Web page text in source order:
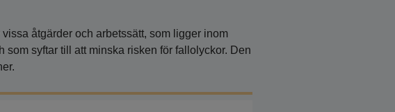
åtgärder och arbetssätt, som ligger inom
syftar till att minska risken för fallolyckor. Den